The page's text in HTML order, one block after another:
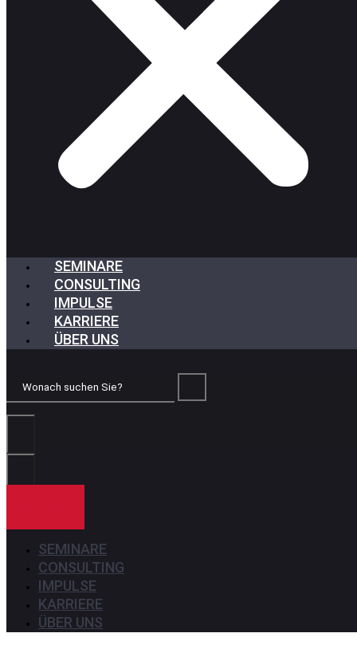
SEMINARE
CONSULTING
IMPULSE
KARRIERE
ÜBER UNS
Wonach
Sie?
SEMINARE
CONSULTING
IMPULSE
KARRIERE
ÜBER UNS